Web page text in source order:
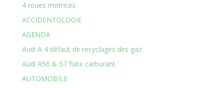
4 roues motrices
ACCIDENTOLOGIE
AGENDA
Audi A 4 défaut de recyclages des gaz
Audi R56 & 57 fuite carburant
AUTOMOBILE